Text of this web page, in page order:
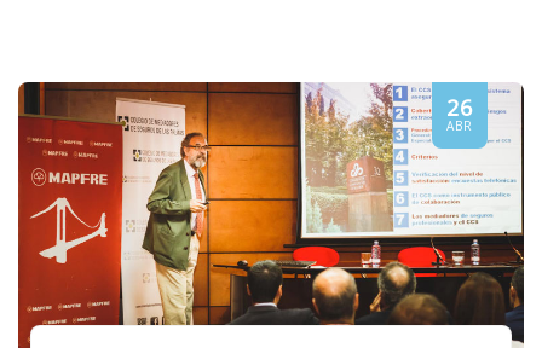
26
ABR